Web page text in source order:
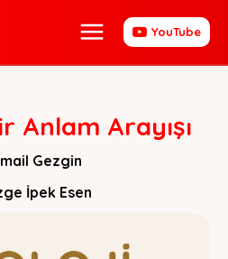
YouTube
Anlam Arayışı
Gezgin
İpek Esen